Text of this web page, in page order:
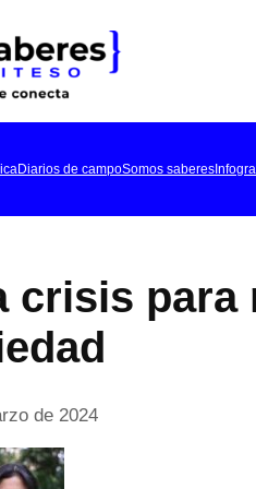
Diarios de campoSomos saberes
crisis
de 2024